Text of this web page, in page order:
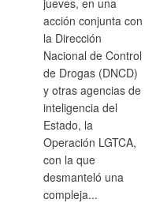
acción conjunta con
la Dirección
Nacional de Control
de Drogas (DNCD)
y otras agencias de
inteligencia del
Estado, la
Operación LGTCA,
con la que
desmanteló una
compleja...